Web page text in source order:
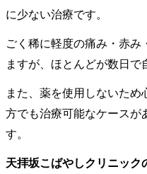
に少ない治療です。
ごく稀に軽度の痛み・赤み
ますが、ほとんどが数日で
また、薬を使用しないため
方でも治療可能なケースが
す。
天拝坂こばやしクリニック